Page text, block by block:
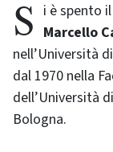
Si è spento
Marcello
nell’Università
dal 1970 nella
dell’Università
Bologna.